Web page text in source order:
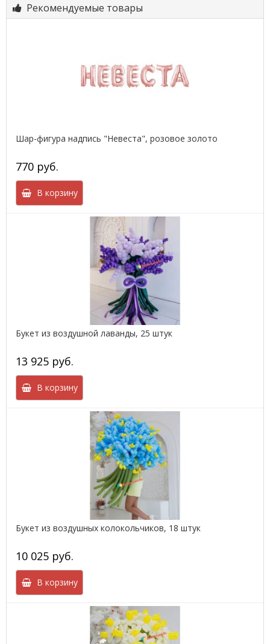
Рекомендуемые товары
Шар-фигура надпись "Невеста", розовое золото
770 руб.
В корзину
Букет из воздушной лаванды, 25 штук
13 925 руб.
В корзину
Букет из воздушных колокольчиков, 18 штук
10 025 руб.
В корзину